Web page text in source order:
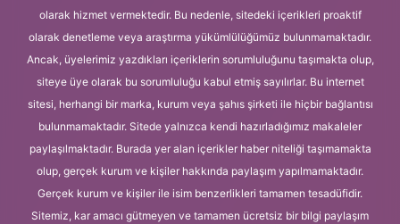
olarak hizmet vermektedir. Bu nedenle, sitedeki içerikleri proaktif
olarak denetleme veya araştırma yükümlülüğümüz bulunmamaktadır.
Ancak, üyelerimiz yazdıkları içeriklerin sorumluluğunu taşımakta olup,
siteye üye olarak bu sorumluluğu kabul etmiş sayılırlar. Bu internet
sitesi, herhangi bir marka, kurum veya şahıs şirketi ile hiçbir bağlantısı
bulunmamaktadır. Sitede yalnızca kendi hazırladığımız makaleler
paylaşılmaktadır. Burada yer alan içerikler haber niteliği taşımamakta
olup, gerçek kurum ve kişiler hakkında paylaşım yapılmamaktadır.
Gerçek kurum ve kişiler ile isim benzerlikleri tamamen tesadüfidir.
Sitemiz, kar amacı gütmeyen ve tamamen ücretsiz bir bilgi paylaşım